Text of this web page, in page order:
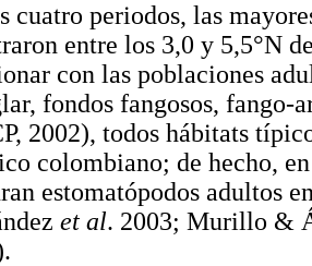
cuatro periodos, las
entre los 3,0 y 5,5°N
con las poblaciones
fondos fangosos, fango-
2002), todos hábitats
colombiano; de hecho,
estomatópodos adultos
et al. 2003; Murillo &